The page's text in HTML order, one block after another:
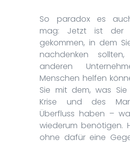
So paradox es
mag: Jetzt ist der
gekommen, in dem
nachdenken
anderen
Menschen helfen
Sie mit dem, was
Krise und des
Überfluss haben –
wiederum benötigen.
ohne dafür eine